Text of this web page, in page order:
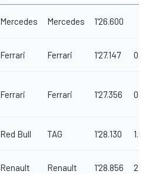
Mercedes Mercedes 1'26.600
Ferrari Ferrari 1'27.147
Ferrari Ferrari 1'27.356
Red Bull TAG 1'28.130
Renault Renault 1'28.856